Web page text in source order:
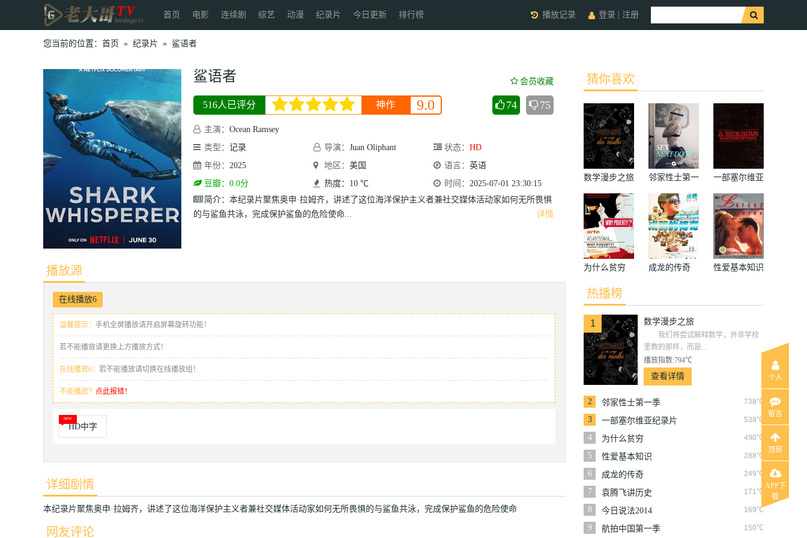
首页 电影 连续剧 综艺 动漫 纪录片 今日更新 排行榜 登录 注册
播放记录
您当前的位置： 首页 » 纪录片 » 鲨语者
鲨语者 会员收藏
516人已评分 神作 9.0 74 75
主演： Ocean Ramsey
类型： 记录 导演： Juan Oliphant 状态： HD
年份： 2025 地区： 美国 语言： 英语
豆瓣：0.0分
热度：10 ℃ 时间： 2025-07-01 23:30:15
简介：
详情
本纪录片聚焦奥申·拉姆齐，讲述了这位海洋保护主义者兼社交媒体活动家如何无所畏惧
的与鲨鱼共泳，完成保护鲨鱼的危险使命...
播放源
在线播放6
温馨提示： 手机全屏播放请开启屏幕旋转功能！
若不能播放请更换上方播放方式！
在线播放6： 若不能播放请切换在线播放组！
不能播放？ 点此报错！
HD中字
详细剧情
本纪录片聚焦奥申·拉姆齐，讲述了这位海洋保护主义者兼社交媒体活动家如何无所畏惧的与鲨鱼共泳，完成保护鲨鱼的危险使命
网友评论
猜你喜欢
数学漫步之旅
邻家性士第一
季
一部塞尔维亚
纪录片
为什么贫穷 成龙的传奇 性爱基本知识
热播榜
1 数学漫步之旅
我们将尝试解释数学，并非学校
里教的那样，而是...
播放指数:794℃
查看详情
2 738℃
邻家性士第一季
3
538℃
一部塞尔维亚纪录片
4
490℃
为什么贫穷
5
288℃
性爱基本知识
6
249℃
成龙的传奇
7
171℃
袁腾飞讲历史
8
169℃
今日说法2014
9
150℃
航拍中国第一季
个人
留言
顶部
APP下
载